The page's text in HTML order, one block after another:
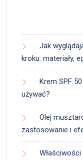
Jak
kroku: materiały,
Krem SPF
używać?
Olej
zastosowanie i